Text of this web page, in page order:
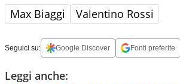
Max Biaggi Valentino Rossi
Seguici su: Google Discover Fonti preferite
Leggi anche: